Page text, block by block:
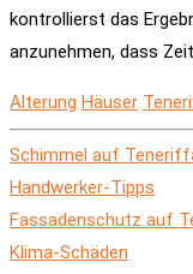
kontrollierst das
anzunehmen, dass
Alterung Häuser
Schimmel auf
Handwerker-Tipps
Fassadenschutz auf
Klima-Schäden